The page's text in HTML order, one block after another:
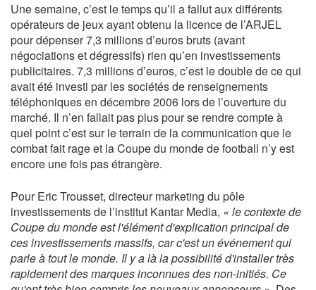
Une semaine, c’est le temps qu’il a fallut aux différents
opérateurs de jeux ayant obtenu la licence de l’ARJEL
pour dépenser 7,3 millions d’euros bruts (avant
négociations et dégressifs) rien qu’en investissements
publicitaires. 7,3 millions d’euros, c’est le double de ce qui
avait été investi par les sociétés de renseignements
téléphoniques en décembre 2006 lors de l’ouverture du
marché. Il n’en fallait pas plus pour se rendre compte à
quel point c’est sur le terrain de la communication que le
combat fait rage et la Coupe du monde de football n’y est
encore une fois pas étrangère.
Pour Eric Trousset, directeur marketing du pôle
investissements de l’institut Kantar Media, « le contexte de
Coupe du monde est l'élément d'explication principal de
ces investissements massifs, car c'est un événement qui
parle à tout le monde. Il y a là la possibilité d'installer très
rapidement des marques inconnues des non-initiés. Ce